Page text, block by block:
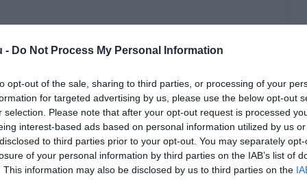
- Do Not Process My Personal Information
opt-out of the sale, sharing to third parties, or processing of your
for targeted advertising by us, please use the below opt-out
selection. Please note that after your opt-out request is processed
interest-based ads based on personal information utilized by us
to third parties prior to your opt-out. You may separately
of your personal information by third parties on the IAB’s list of
This information may also be disclosed by us to third parties on the
a csúcshőmérséklet, majd egy
a hőmérséklet. Csütörtökön
és esőre, záporra, zivatarra is
a napos, jellemzően száraz
heti előrejelzésében.